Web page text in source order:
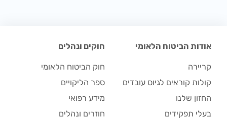
אודות הביטוח הלאומי
קריירה
קולות קוראים לגיוס עובדים
החזון שלנו
בעלי תפקידים
חוקים ונהלים
חוק הביטוח הלאומי
ספר הליקויים
מידע רפואי
חוזרים ונהלים